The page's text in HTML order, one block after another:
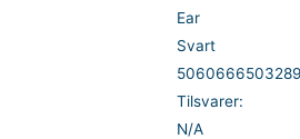
Ear
Svart
Tilsvarer:
N/A